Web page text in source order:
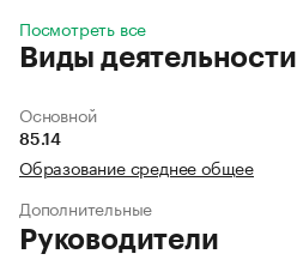
Посмотреть все
Виды деятельности
Основной
85.14
Образование среднее общее
Дополнительные
Руководители